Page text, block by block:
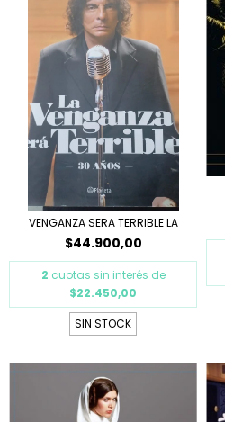
VENGANZA SERA TERRIBLE LA
$44.900,00
2 cuotas sin interés de
$22.450,00
SIN STOCK